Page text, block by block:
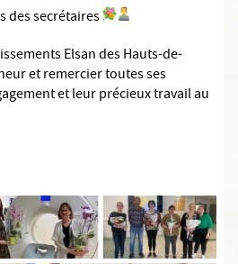
des secrétaires
Elsan des Hauts-de-
et remercier toutes ses
et leur précieux travail au